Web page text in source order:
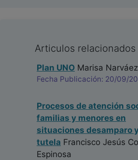
Articulos relacionados
Plan UNO Marisa Narváez
Fecha Publicación: 20/09/
Procesos de atención
familias y menores en
situaciones desamparo
tutela Francisco Jesús
Espinosa